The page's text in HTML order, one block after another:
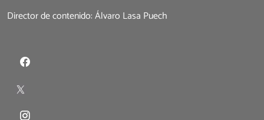
Director de contenido: Álvaro Lasa Puech